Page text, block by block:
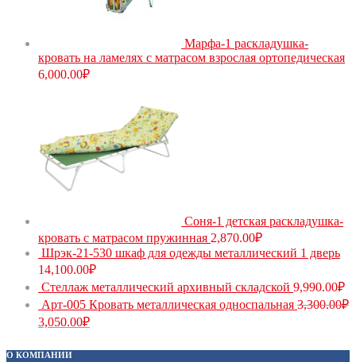
Марфа-1 раскладушка-
кровать на ламелях с матрасом взрослая ортопедическая
6,000.00₽
Соня-1 детская раскладушка-
кровать с матрасом пружинная 2,870.00₽
Шрэк-21-530 шкаф для одежды металлический 1 дверь
14,100.00₽
Стеллаж металлический архивный складской 9,990.00₽
Арт-005 Кровать металлическая односпальная 3,300.00₽
3,050.00₽
О КОМПАНИИ